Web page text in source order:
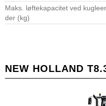
Maks. løftekapacitet ved
der (kg)
NEW HOLLAND